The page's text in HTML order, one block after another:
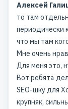
Алексей
то там
периодически
что мы там
Мне очень
Для меня это,
Вот ребята
SEO-шку для
крупняк,